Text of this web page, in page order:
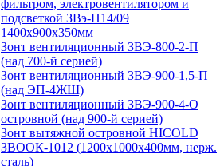
фильтром, электровентилятором и
подсветкой ЗВэ-П14/09
1400х900х350мм
Зонт вентиляционный ЗВЭ-800-2-П
(над 700-й серией)
Зонт вентиляционный ЗВЭ-900-1,5-П
(над ЭП-4ЖШ)
Зонт вентиляционный ЗВЭ-900-4-О
островной (над 900-й серией)
Зонт вытяжной островной HICOLD
ЗВООК-1012 (1200х1000х400мм, нерж.
сталь)